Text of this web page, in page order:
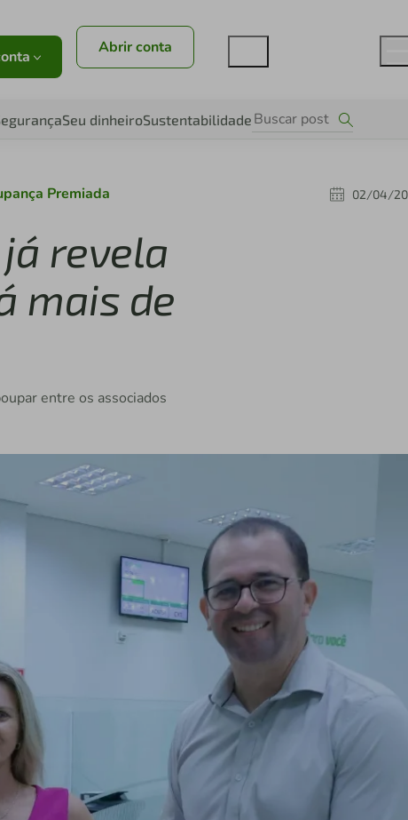
Abrir conta
Seu dinheiroSustentabilidade
Premiada 02/04/
revela
mais de
entre os associados